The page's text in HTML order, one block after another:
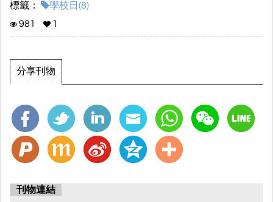
標籤：
學校日(8)
981
1
分享刊物
刊物連結